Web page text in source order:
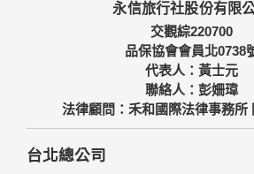
備及必要的安全防護措施，加以保護網站
嚴格的保護措施，只由經過授權的人員才
料，相關處理人員皆簽有保密合約，如有
會受到相關的法律處分。
如因業務需要有必要委託其他單位提供服
格要求其遵守保密義務，並且採取必要檢
實遵守。
四、網站對外的相關連結
永信旅行社股份有限
交觀綜220700
品保協會會員北0738
代表人：黃士元
聯絡人：彭姍瑋
法律顧問：禾和國際法律事務所
台北總公司